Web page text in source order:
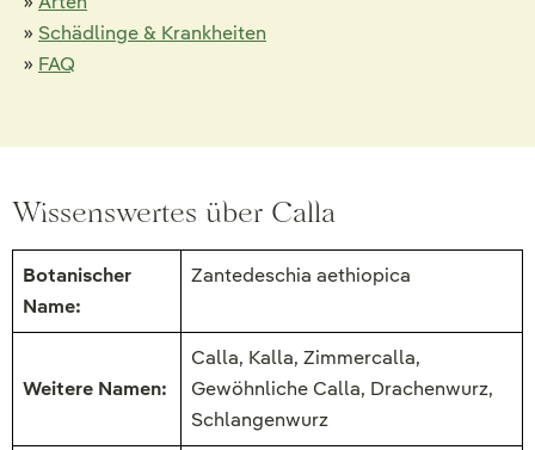
» Schädlinge & Krankheiten
» FAQ
Wissenswertes über Calla
Botanischer
Name:
Zantedeschia aethiopica
Weitere Namen:
Calla, Kalla, Zimmercalla,
Gewöhnliche Calla, Drachenwurz,
Schlangenwurz